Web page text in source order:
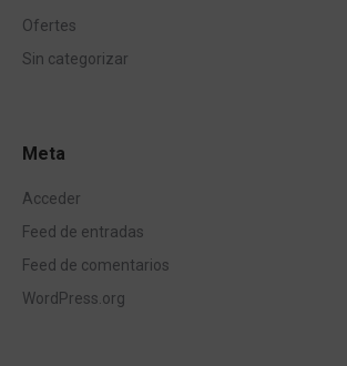
Ofertes
Sin categorizar
Meta
Acceder
Feed de entradas
Feed de comentarios
WordPress.org